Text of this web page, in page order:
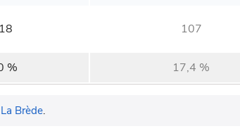
107
% 17,4 %
La Brède.